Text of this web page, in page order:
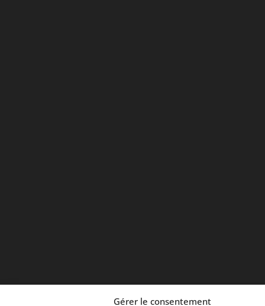
Gérer le consentement